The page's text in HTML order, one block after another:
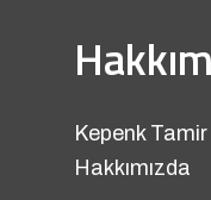
Kepenk
Hakkımızda